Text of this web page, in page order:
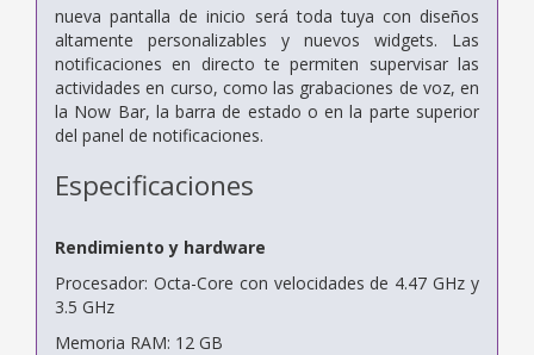
nueva pantalla de inicio será toda tuya con diseños
altamente personalizables y nuevos widgets. Las
notificaciones en directo te permiten supervisar las
actividades en curso, como las grabaciones de voz, en
la Now Bar, la barra de estado o en la parte superior
del panel de notificaciones.
Especificaciones
Rendimiento y hardware
Procesador: Octa-Core con velocidades de 4.47 GHz y
3.5 GHz
Memoria RAM: 12 GB